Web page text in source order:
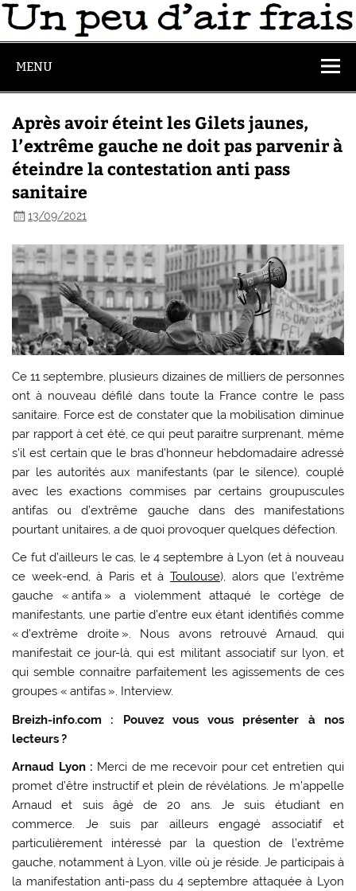
MENU
Après avoir éteint les Gilets jaunes,
l’extrême gauche ne doit pas parvenir à
éteindre la contestation anti pass
sanitaire
13/09/2021
Ce 11 septembre, plusieurs dizaines de milliers de personnes
ont à nouveau défilé dans toute la France contre le pass
sanitaire. Force est de constater que la mobilisation diminue
par rapport à cet été, ce qui peut paraitre surprenant, même
s’il est certain que le bras d’honneur hebdomadaire adressé
par les autorités aux manifestants (par le silence), couplé
avec les exactions commises par certains groupuscules
antifas ou d’extrême gauche dans des manifestations
pourtant unitaires, a de quoi provoquer quelques défection.
Ce fut d’ailleurs le cas, le 4 septembre à Lyon (et à nouveau
ce week-end, à Paris et à Toulouse), alors que l’extrême
gauche « antifa » a violemment attaqué le cortège de
manifestants, une partie d’entre eux étant identifiés comme
« d’extrême droite ». Nous avons retrouvé Arnaud, qui
manifestait ce jour-là, qui est militant associatif sur lyon, et
qui semble connaitre parfaitement les agissements de ces
groupes « antifas ». Interview.
Breizh-info.com : Pouvez vous vous présenter à nos
lecteurs ?
Arnaud Lyon : Merci de me recevoir pour cet entretien qui
promet d’être instructif et plein de révélations. Je m’appelle
Arnaud et suis âgé de 20 ans. Je suis étudiant en
commerce. Je suis par ailleurs engagé associatif et
particulièrement intéressé par la question de l’extrême
gauche, notamment à Lyon, ville où je réside. Je participais à
la manifestation anti-pass du 4 septembre attaquée à Lyon